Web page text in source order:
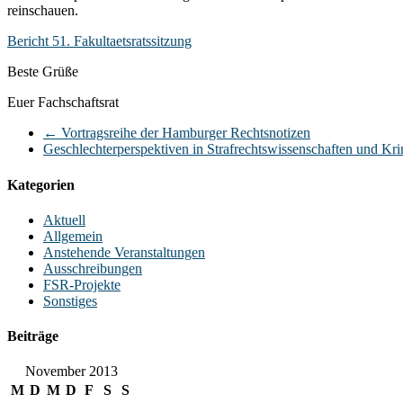
reinschauen.
Bericht 51. Fakultaetsratssitzung
Beste Grüße
Euer Fachschaftsrat
← Vortragsreihe der Hamburger Rechtsnotizen
Geschlechterperspektiven in Strafrechtswissenschaften und
Kategorien
Aktuell
Allgemein
Anstehende Veranstaltungen
Ausschreibungen
FSR-Projekte
Sonstiges
Beiträge
November 2013
M D M D F S
S